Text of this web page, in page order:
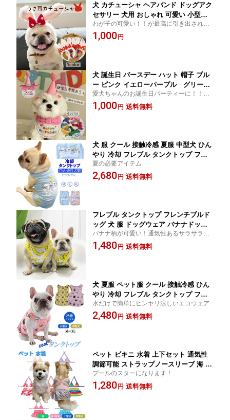
犬 カチューシャ ヘアバンド ドッグアク
セサリー 犬用 おしゃれ 可愛い 小型犬
中型犬 ペット用コスチューム リボン 無
地 アクセサリー ピンク レッド 干支 兎
わが子の可愛い！！が最高に引き出されま
す。ウサギ年に備えて、購入してみません
か？☆
1,000円
犬 誕生日 バースデー ハット 帽子 ブル
ー ピンク イエローパープル グリー
ン レッド キャップ 可愛い ペット用
グッズ 犬服 犬用 猫用 冬服 夏服 オール
愛犬ちゃんのお誕生日パーティーに！！プ
レゼントに！！
1,000円 送料無料
犬 服 クール 接触冷感 夏服 中型犬 ひん
やり 冷却 フレブル タンクトップ フレ
ンチブルドッグ ペットウェアKM014T
夏の必要アイテム
2,680円 送料無料
フレブル タンクトップ フレンチブルド
ッグ 犬 服 ドッグウェア バナナドッグ
ウェア ペットウェア ペット服 洋服 カ
ジュアル おしゃれ KM031T
バナナ柄が可愛い！通気性あるサラサラ生
地です。夏にぴったりのタンクトップで
す。
1,480円 送料無料
犬 夏服 ペット服 クール 接触冷感 ひん
やり 冷却 フレブル タンクトップ フレ
ンチブルドッグ フレンチブルドッグ柄
犬 服 ペットウェア KM286T
水だけで簡単にヒンヤリ涼しいエコウェア
2,480円 送料無料
ペット ビキニ 水着 上下セット 通気性
調節可能 ストラップノースリーブ 海 撮
影用 旅行用 ペット水着 犬服 犬猫用 花
柄 着脱やすい 伸縮性 ドッグ 猫服 ペッ
プールのスターになります！
1,280円 送料無料